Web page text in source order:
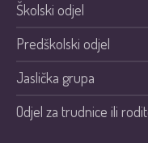
Školski odjel
Predškolski odjel
Jaslička grupa
Odjel za trudnice ili